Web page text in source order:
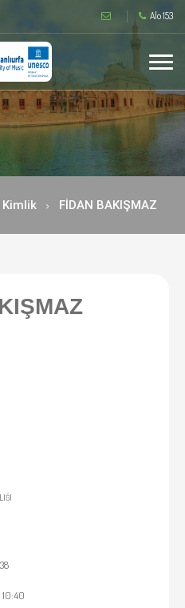
Alo 153
FİDAN BAKIŞMAZ